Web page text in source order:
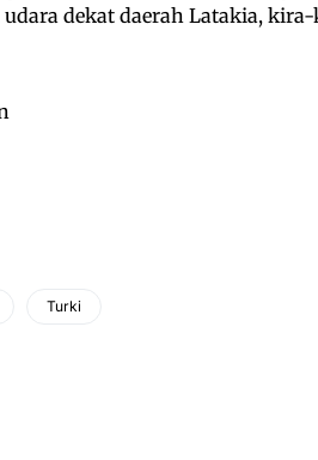
dekat daerah Latakia,
Turki